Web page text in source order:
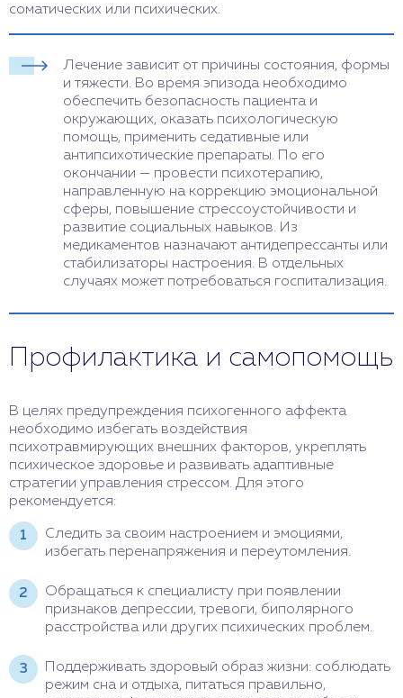
соматических или психических.
Лечение зависит от причины состояния, формы
и тяжести. Во время эпизода необходимо
обеспечить безопасность пациента и
окружающих, оказать психологическую
помощь, применить седативные или
антипсихотические препараты. По его
окончании — провести психотерапию,
направленную на коррекцию эмоциональной
сферы, повышение стрессоустойчивости и
развитие социальных навыков. Из
медикаментов назначают антидепрессанты или
стабилизаторы настроения. В отдельных
случаях может потребоваться госпитализация.
Профилактика и самопомощь
В целях предупреждения психогенного аффекта
необходимо избегать воздействия
психотравмирующих внешних факторов, укреплять
психическое здоровье и развивать адаптивные
стратегии управления стрессом. Для этого
рекомендуется:
Следить за своим настроением и эмоциями,
избегать перенапряжения и переутомления.
Обращаться к специалисту при появлении
признаков депрессии, тревоги, биполярного
расстройства или других психических проблем.
Поддерживать здоровый образ жизни: соблюдать
режим сна и отдыха, питаться правильно,